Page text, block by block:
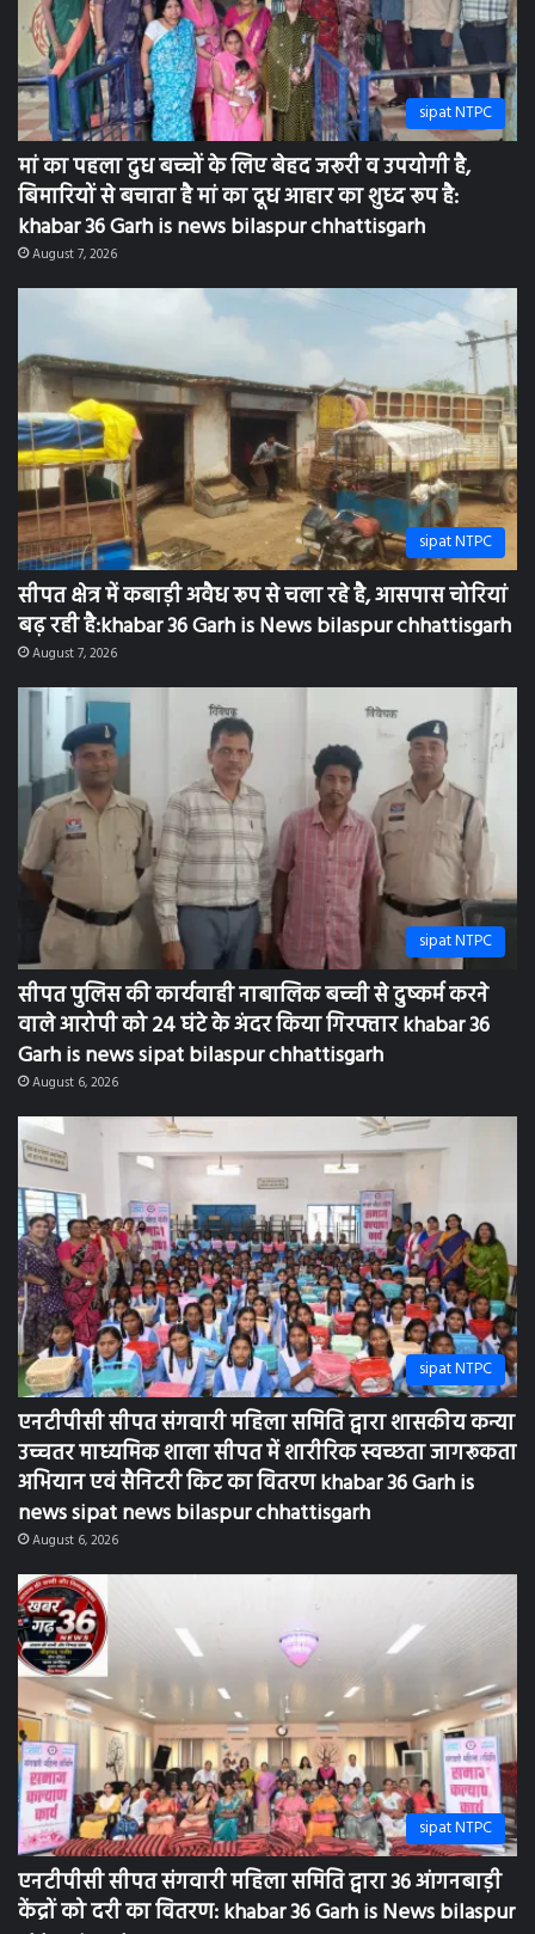
sipat NTPC
सीपत क्षेत्र में कबाड़ी अवैध रूप से चला रहे है, आसपास चोरियां
बढ़ रही है:khabar 36 Garh is News bilaspur chhattisgarh
August 7, 2026
sipat NTPC
सीपत पुलिस की कार्यवाही नाबालिक बच्ची से दुष्कर्म करने
वाले आरोपी को 24 घंटे के अंदर किया गिरफ्तार khabar 36
Garh is news sipat bilaspur chhattisgarh
August 6, 2026
sipat NTPC
एनटीपीसी सीपत संगवारी महिला समिति द्वारा शासकीय कन्या
उच्चतर माध्यमिक शाला सीपत में शारीरिक स्वच्छता जागरूकता
अभियान एवं सैनिटरी किट का वितरण khabar 36 Garh is
news sipat news bilaspur chhattisgarh
August 6, 2026
sipat NTPC
एनटीपीसी सीपत संगवारी महिला समिति द्वारा 36 आंगनबाड़ी
केंद्रों को दरी का वितरण: khabar 36 Garh is News bilaspur
chhattisgarh
August 5, 2026
Categories
Bihar
(1)
bilaspur
(715)
chhattisgarh
(2)
khamariya
(2)
New delhi
(5)
sipat
(75)